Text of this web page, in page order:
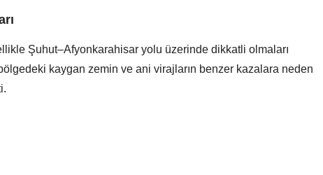
Şuhut–Afyonkarahisar yolu üzerinde dikkatli olmaları
kaygan zemin ve ani virajların benzer kazalara neden